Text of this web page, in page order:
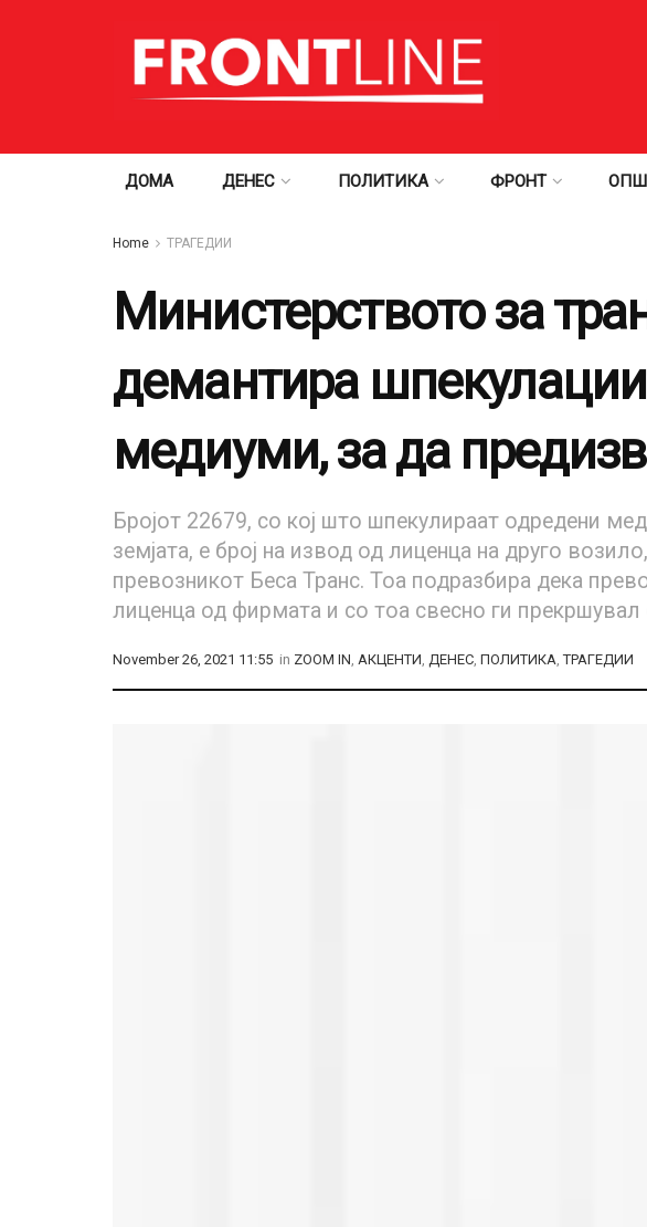
ДОМА ДЕНЕС ПОЛИТИКА ФРОНТ
Home ТРАГЕДИИ
Министерството за
демантира
медиуми, за да
Бројот 22679, со кој што шпекулираат одредени
земјата, е број на извод од лиценца на друго
превозникот Беса Транс. Тоа подразбира дека
лиценца од фирмата и со тоа свесно ги
November 26, 2021 11:55 in ZOOM IN, АКЦЕНТИ, ДЕНЕС, ПОЛИТИКА,ТРАГЕДИИ